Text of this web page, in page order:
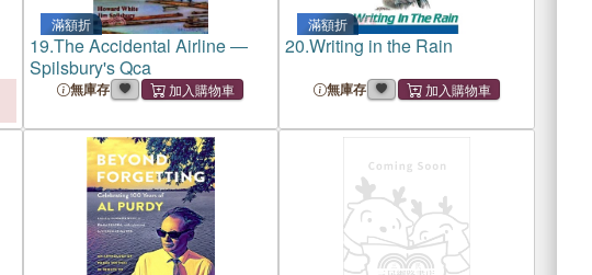
滿額折
19.The Accidental Airline ―
Spilsbury's Qca
無庫存
滿額折
20.Writing in the Rain
無庫存